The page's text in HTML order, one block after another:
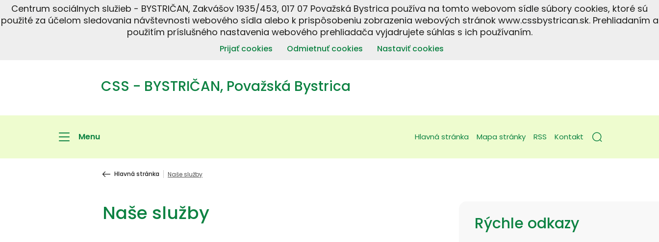
Centrum sociálnych služieb - BYSTRIČAN, Zakvášov 1935/453, 017 07 Považská Bystrica používa na tomto webovom sídle súbory cookies, ktoré sú
použité za účelom sledovania návštevnosti webového sídla alebo k prispôsobeniu zobrazenia webových stránok www.cssbystrican.sk. Prehliadaním a
použitím príslušného nastavenia webového prehliadača vyjadrujete súhlas s ich používaním.
Prijať cookies Odmietnuť cookies Nastaviť cookies
CSS - BYSTRIČAN, Považská Bystrica
Menu Hlavná stránka Mapa stránky RSS Kontakt
Hlavná stránka Naše služby
Naše služby Rýchle odkazy